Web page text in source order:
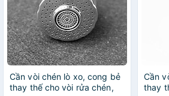
Cần vòi chén lò xo, cong bẻ
thay thế cho vòi rửa chén,
Cần
thay